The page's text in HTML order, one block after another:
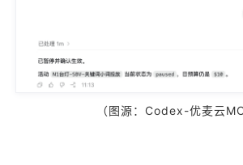
（图源：Codex-优麦云